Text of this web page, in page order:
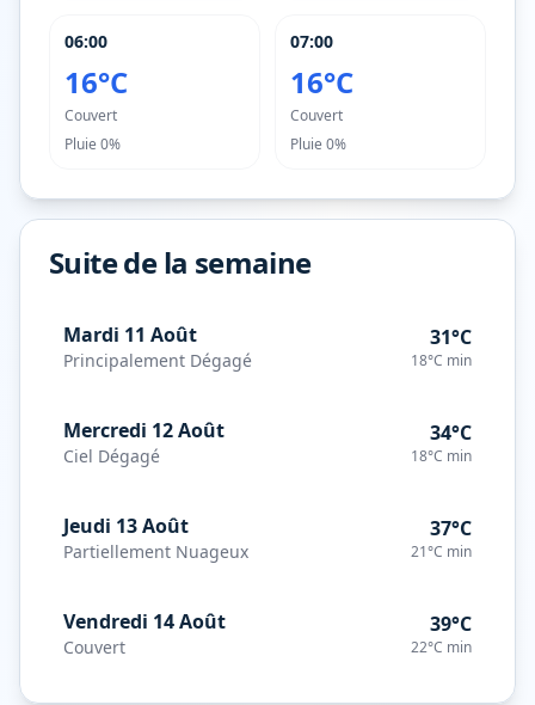
06:00
16°C
Couvert
Pluie 0%
07:00
16°C
Couvert
Pluie 0%
Suite de la semaine
Mardi 11 Août
Principalement Dégagé
31°C
18°C min
Mercredi 12 Août
Ciel Dégagé
34°C
18°C min
Jeudi 13 Août
Partiellement Nuageux
37°C
21°C min
Vendredi 14 Août
Couvert
39°C
22°C min